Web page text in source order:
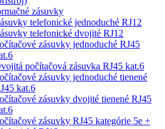
zásuvky
telefonické jednoduché RJ12
telefonické dvojité RJ12
zásuvky jednoduché RJ45
počítačová zásuvka RJ45 kat.6
zásuvky jednoduché tienené
kat.6
zásuvky dvojité tienené RJ45
zásuvky RJ45 kategórie 5e +